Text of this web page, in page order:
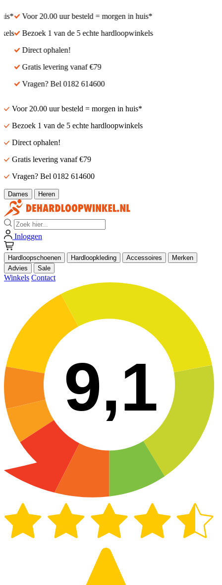
Voor 20.00 uur besteld = morgen in huis*
Bezoek 1 van de 5 echte hardloopwinkels
Direct ophalen!
Gratis levering vanaf €79
Vragen? Bel 0182 614600
Voor 20.00 uur besteld = morgen in huis*
Bezoek 1 van de 5 echte hardloopwinkels
Direct ophalen!
Gratis levering vanaf €79
Vragen? Bel 0182 614600
Dames Heren
Zoek
Inloggen
Hardloopschoenen Hardloopkleding Accessoires
Merken
Advies
Sale
Winkels Contact
9,1